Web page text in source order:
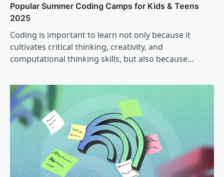
Popular Summer Coding Camps for Kids & Teens
2025
Coding is important to learn not only because it
cultivates critical thinking, creativity, and
computational thinking skills, but also because…